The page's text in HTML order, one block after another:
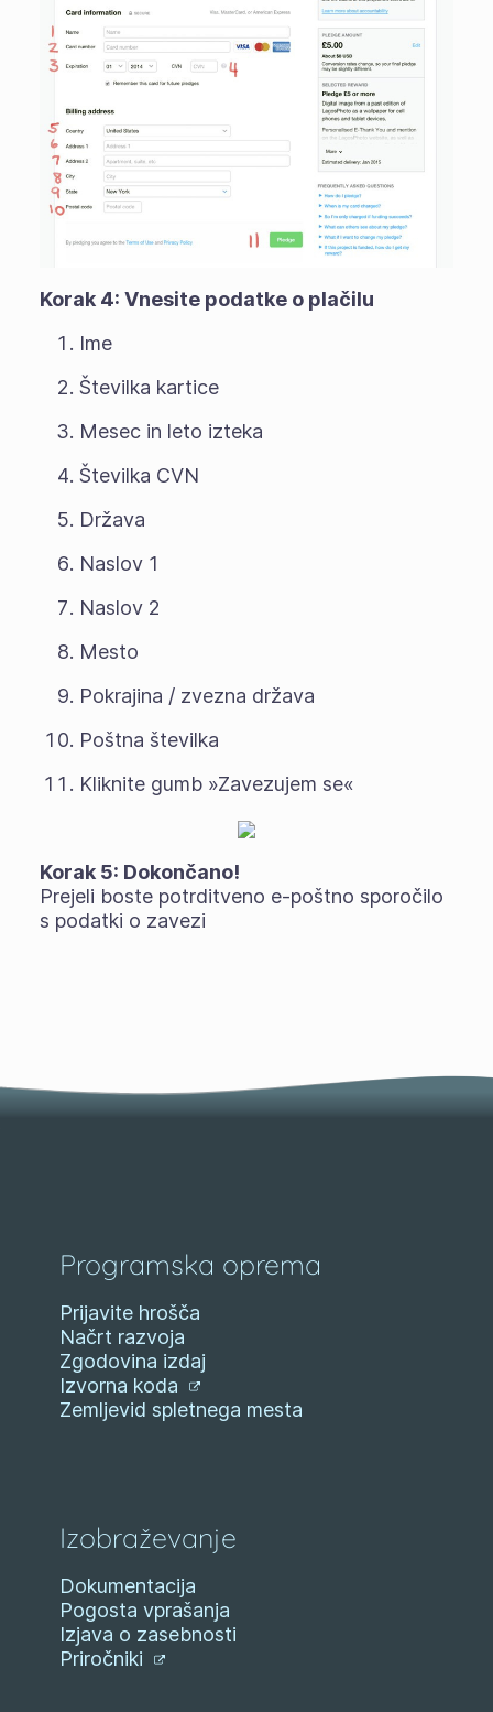
Korak 4: Vnesite podatke o plačilu
Ime
Številka kartice
Mesec in leto izteka
Številka CVN
Država
Naslov 1
Naslov 2
Mesto
Pokrajina / zvezna država
Poštna številka
Kliknite gumb »Zavezujem se«
Korak 5: Dokončano!
Prejeli boste potrditveno e-poštno sporočilo
s podatki o zavezi
Programska oprema
Prijavite hrošča
Načrt razvoja
Zgodovina izdaj
Izvorna koda
Zemljevid spletnega mesta
Izobraževanje
Dokumentacija
Pogosta vprašanja
Izjava o zasebnosti
Priročniki